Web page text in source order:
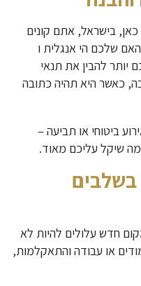
בישראל, אתם קונים
שלכם הי אנגלית ו
יותר להבין את תנאי
כאשר היא תהיה כתובה
ביטוחי או תביעה –
שיקל עליכם מאוד.
בשלבים
חדש עלולים להיות לא
או עבודה והתאקלמות,